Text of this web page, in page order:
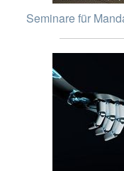
Seminare für